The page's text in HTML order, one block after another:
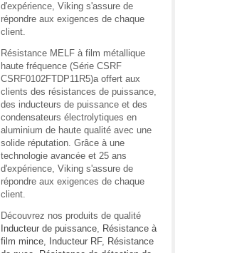
d'expérience, Viking s'assure de
répondre aux exigences de chaque
client.
Résistance MELF à film métallique
haute fréquence (Série CSRF
CSRF0102FTDP11R5)a offert aux
clients des résistances de puissance,
des inducteurs de puissance et des
condensateurs électrolytiques en
aluminium de haute qualité avec une
solide réputation. Grâce à une
technologie avancée et 25 ans
d'expérience, Viking s'assure de
répondre aux exigences de chaque
client.
Découvrez nos produits de qualité
Inducteur de puissance, Résistance à
film mince, Inducteur RF, Résistance